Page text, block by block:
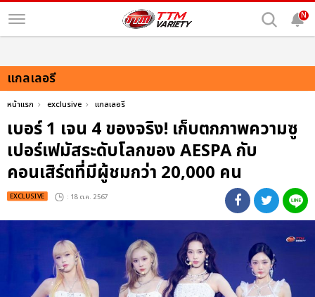
N
แกลเลอรี
หน้าแรก exclusive แกลเลอรี
เบอร์ 1 เจน 4 ของจริง! เก็บตกภาพความซู
เปอร์เฟมัสระดับโลกของ AESPA กับ
คอนเสิร์ตที่มีผู้ชมกว่า 20,000 คน
EXCLUSIVE : 18 ต.ค. 2567